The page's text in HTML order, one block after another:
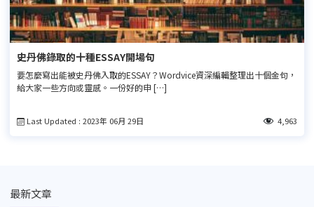
史丹佛錄取的十種ESSAY開場句
要怎麼寫出能被史丹佛入取的ESSAY？Wordvice資深編輯整理出十個金句，
給大家一些方向或靈感。一份好的申 […]
Last Updated : 2023年 06月 29日 4,963
最新文章